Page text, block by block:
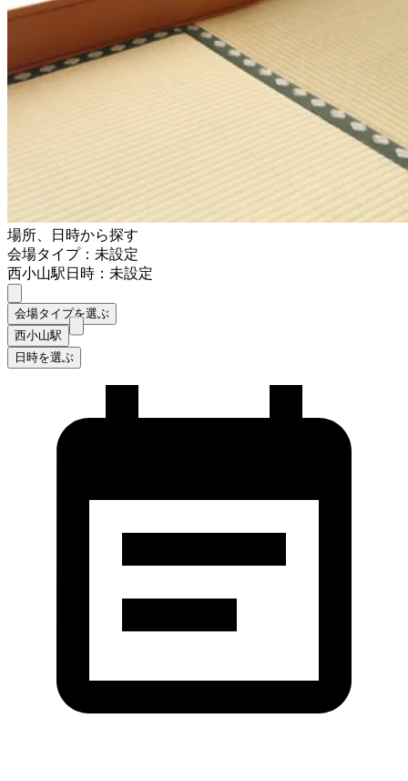
場所、日時から探す
会場タイプ：未設定
西小山駅日時：未設定
会場タイプを選ぶ
西小山駅
日時を選ぶ